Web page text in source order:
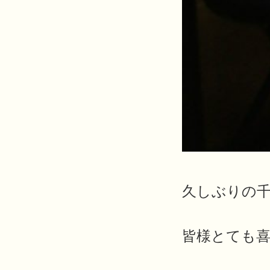
久しぶりの
皆様とても